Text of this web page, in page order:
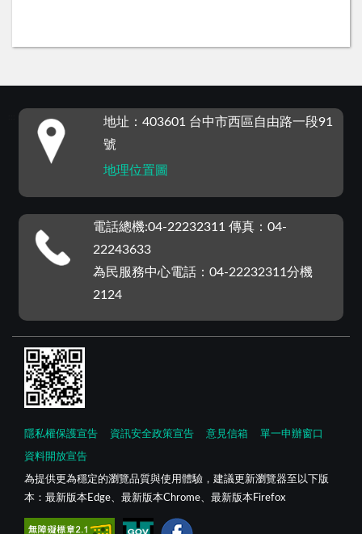
地址：403601 台中市西區自由路一段91
號
地理位置圖
電話總機:04-22232311 傳真：04-
22243633
為民服務中心電話：04-22232311分機
2124
隱私權保護宣告 資訊安全政策宣告 意見信箱 單一申辦窗口
資料開放宣告
為提供更為穩定的瀏覽品質與使用體驗，建議更新瀏覽器至以下版
本：最新版本Edge、最新版本Chrome、最新版本Firefox